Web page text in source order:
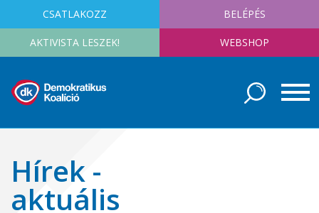
CSATLAKOZZ BELÉPÉS
AKTIVISTA LESZEK! WEBSHOP
Hírek -
aktuális